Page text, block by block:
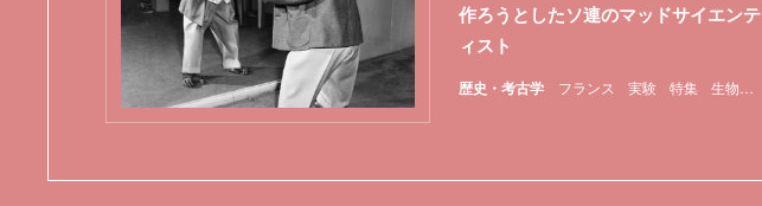
歴史・考古学 フランス 実験 特集 生物
作ろうとしたソ連のマッドサイエンテ
ィスト